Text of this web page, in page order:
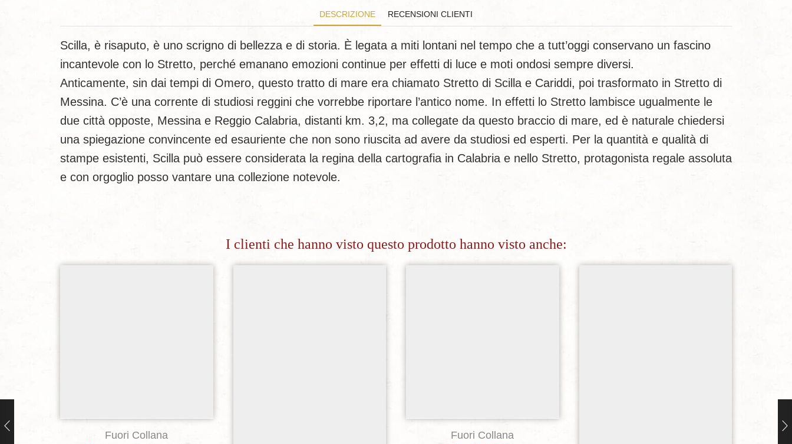
DESCRIZIONE RECENSIONI CLIENTI
Scilla, è risaputo, è uno scrigno di bellezza e di storia. È legata a miti lontani nel tempo che a tutt’oggi conservano un fascino
incantevole con lo Stretto, perché emanano emozioni continue per effetti di luce e moti ondosi sempre diversi.
Anticamente, sin dai tempi di Omero, questo tratto di mare era chiamato Stretto di Scilla e Cariddi, poi trasformato in Stretto di
Messina. C’è una corrente di studiosi reggini che vorrebbe riportare l’antico nome. In effetti lo Stretto lambisce ugualmente le
due città opposte, Messina e Reggio Calabria, distanti km. 3,2, ma collegate da questo braccio di mare, ed è naturale chiedersi
una spiegazione convincente ed esauriente che non sono riuscita ad avere da studiosi ed esperti. Per la quantità e qualità di
stampe esistenti, Scilla può essere considerata la regina della cartografia in Calabria e nello Stretto, protagonista regale assoluta
e con orgoglio posso vantare una collezione notevole.
I clienti che hanno visto questo prodotto hanno visto anche:
Fuori Collana Fuori Collana